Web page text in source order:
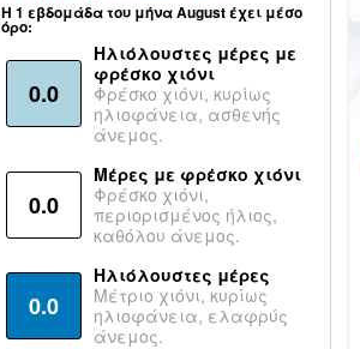
Η 1 εβδομάδα του μήνα August έχει μέσο
όρο:
0.0
Ηλιόλουστες μέρες με
φρέσκο χιόνι
Φρέσκο χιόνι, κυρίως
ηλιοφάνεια, ασθενής
άνεμος.
0.0
Μέρες με φρέσκο χιόνι
Φρέσκο χιόνι,
περιορισμένος ήλιος,
καθόλου άνεμος.
0.0
Ηλιόλουστες μέρες
Μέτριο χιόνι, κυρίως
ηλιοφάνεια, ελαφρύς
άνεμος.